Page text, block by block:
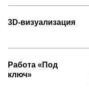
3D-визуализация
Работа «Под
ключ»